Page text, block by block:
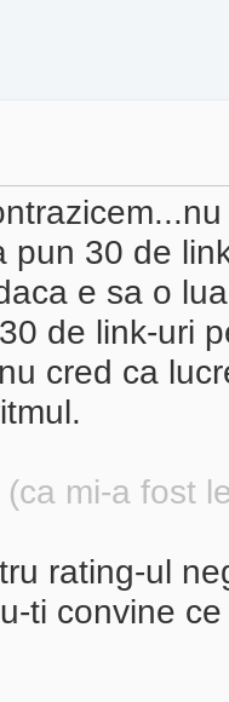
pun 30 de
e sa o
de link-uri
cred ca
mi-a fost
rating-ul
ti convine